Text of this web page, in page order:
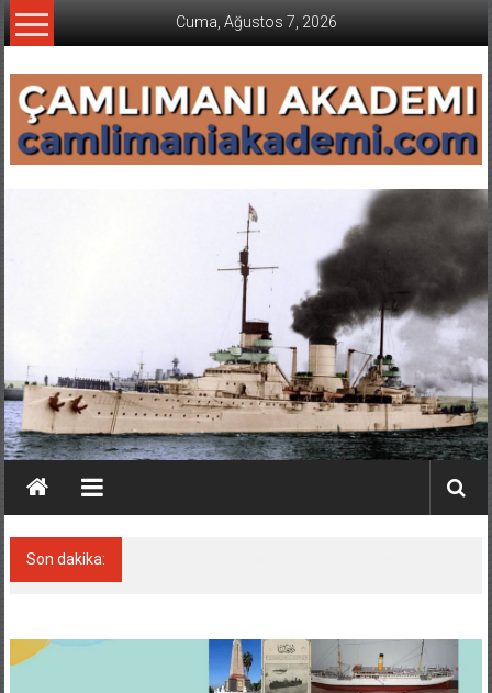
İçeriğe
geç
Cuma, Ağustos 7, 2026
Son dakika: